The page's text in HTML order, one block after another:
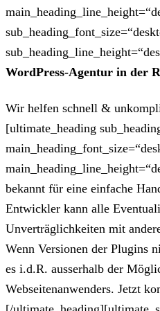
WordPress-Agentur in der
Wir helfen schnell &
[ultimate_heading
bekannt für eine einfache
Entwickler kann alle
Unverträglichkeiten mit
Wenn Versionen der Plugins
es i.d.R. ausserhalb der
Webseitenanwenders. Jetzt